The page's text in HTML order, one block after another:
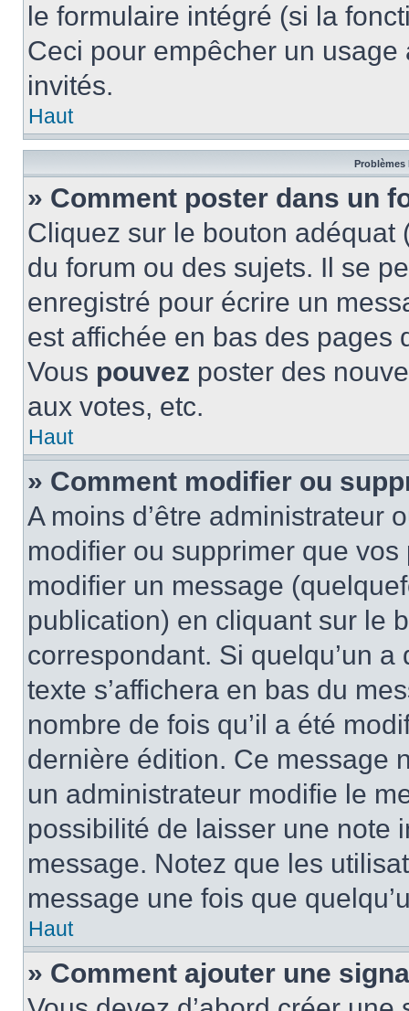
le formulaire intégré (si la
Ceci pour empêcher un
invités.
Haut
Problèmes
» Comment poster dans un
Cliquez sur le bouton
du forum ou des sujets. Il se
enregistré pour écrire un
est affichée en bas des pages
Vous pouvez poster des
aux votes, etc.
Haut
» Comment modifier ou
A moins d’être administrateur
modifier ou supprimer que
modifier un message
publication) en cliquant sur le
correspondant. Si quelqu’un
texte s’affichera en bas du
nombre de fois qu’il a été
dernière édition. Ce message
un administrateur modifie le
possibilité de laisser une note
message. Notez que les
message une fois que
Haut
» Comment ajouter une